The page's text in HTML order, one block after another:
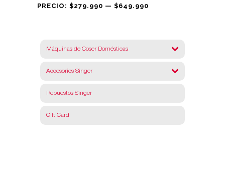
PRECIO: $279.990 — $649.990
Máquinas de Coser Domésticas
Accesorios Singer
Repuestos Singer
Gift Card